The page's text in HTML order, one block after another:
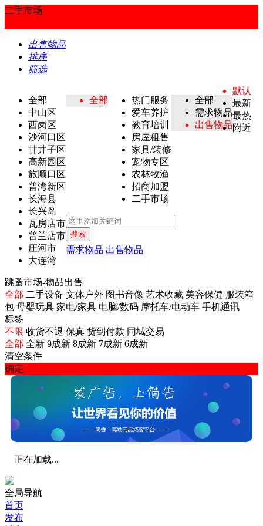
二手市场
出售物品
排序
筛选
全部
中山区
西岗区
沙河口区
甘井子区
高新园区
旅顺口区
普湾新区
长海县
长兴岛
瓦房店市
普兰店市
庄河市
大连湾
全部
热门服务
爱车养护
教育培训
房屋租售
家具/装修
宠物专区
农林牧渔
招商加盟
二手市场
全部
需求物品
出售物品
默认
最新
最热
附近
跳蚤市场-物品出售
全部 二手设备 文体户外 图书音像 艺术收藏 美容保健 服装箱
包 母婴玩具 家电/家具 电脑/数码 摩托车/电动车 手机通讯
标签
不限 收货不退 保真 货到付款 同城交易
全部 全新 9成新 8成新 7成新 6成新
清空条件
确定
搜索
需求物品 出售物品
正在加载...
全局导航
首页
发布